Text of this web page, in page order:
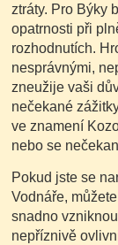
ztráty. Pro Býky
opatrnosti při
rozhodnutích.
nesprávnými,
zneužije vaši
nečekané
ve znamení
nebo se
Pokud jste se
Vodnáře,
snadno
nepříznivě